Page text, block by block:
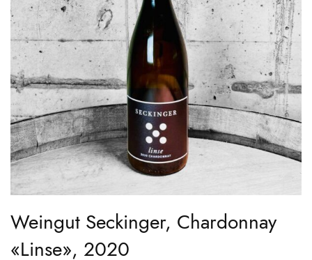
Weingut Seckinger, Chardonnay
«Linse», 2020